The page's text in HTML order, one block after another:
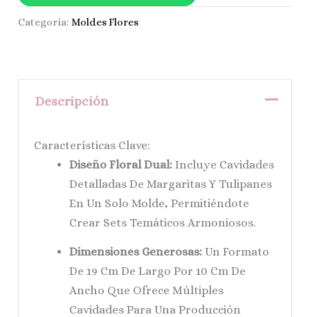
Categoría:Moldes Flores
Descripción
Características Clave:
Diseño Floral Dual: Incluye Cavidades
Detalladas De Margaritas Y Tulipanes
En Un Solo Molde, Permitiéndote
Crear Sets Temáticos Armoniosos.
Dimensiones Generosas: Un Formato
De 19 Cm De Largo Por 10 Cm De
Ancho Que Ofrece Múltiples
Cavidades Para Una Producción